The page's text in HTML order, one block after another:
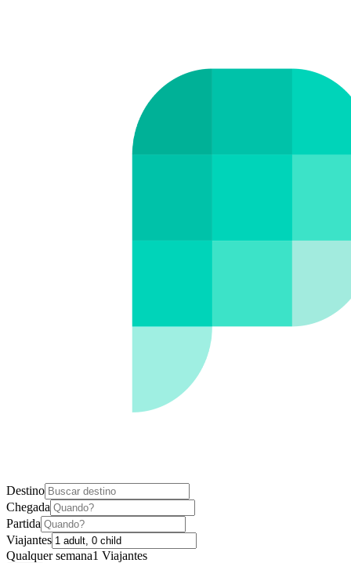
Destino
Chegada
Partida
Viajantes
Qualquer semana1 Viajantes